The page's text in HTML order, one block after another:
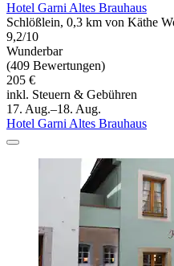
Hotel Garni Altes Brauhaus
Schlößlein, 0,3 km von Käthe
9,2/10
Wunderbar
(409 Bewertungen)
205 €
inkl. Steuern & Gebühren
17. Aug.–18. Aug.
Hotel Garni Altes Brauhaus